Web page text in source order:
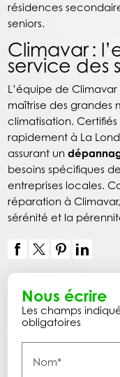
résidences
seniors.
Climavar :
service des
L’équipe de
maîtrise des grandes
climatisation.
rapidement à La
assurant un
besoins spécifiques
entreprises locales.
réparation à
sérénité et la
Nous écrire
Les champs
obligatoires
Nom*